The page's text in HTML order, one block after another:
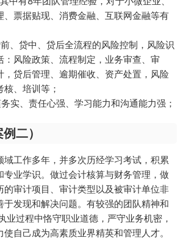
、票据贴现、消费金融、互联网金融等有
、贷中、贷后全流程的风险控制，风险识
：风险政策、流程制定，业务审查、审
，贷后管理、逾期催收、资产处置，风险
、培训等；
实、责任心强、学习能力和沟通能力强；
二）
域工作多年，并多次历经学习考试，积累
专业学识。做过会计核算与财务管理，做
的审计项目、审计类型以及被审计单位非
于发现和解决问题。有较强的团队精神和
业过程中恪守职业道德，严守业务机密，
自己成为高素质业界精英和管理人才。